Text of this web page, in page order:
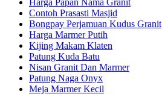
Contoh Prasasti Masjid
Bongpay Perjamuan Kudus Granit
Harga Marmer Putih
Kijing Makam Klaten
Patung Kuda Batu
Nisan Granit Dan Marmer
Patung Naga Onyx
Meja Marmer Kecil